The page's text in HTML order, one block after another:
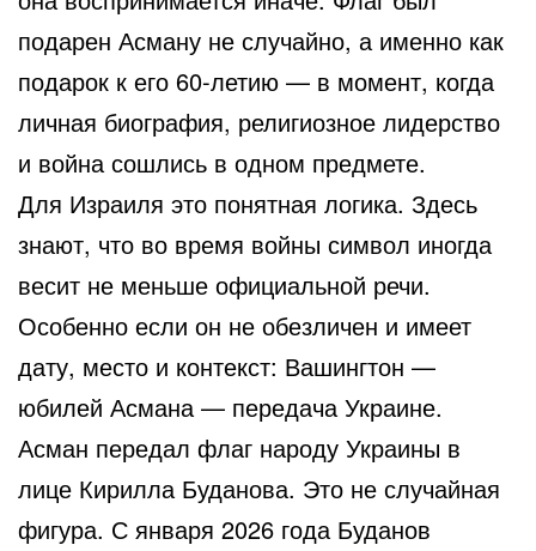
подарен Асману не случайно, а именно как
подарок к его 60-летию — в момент, когда
личная биография, религиозное лидерство
и война сошлись в одном предмете.
Для Израиля это понятная логика. Здесь
знают, что во время войны символ иногда
весит не меньше официальной речи.
Особенно если он не обезличен и имеет
дату, место и контекст: Вашингтон —
юбилей Асмана — передача Украине.
Асман передал флаг народу Украины в
лице Кирилла Буданова. Это не случайная
фигура. С января 2026 года Буданов